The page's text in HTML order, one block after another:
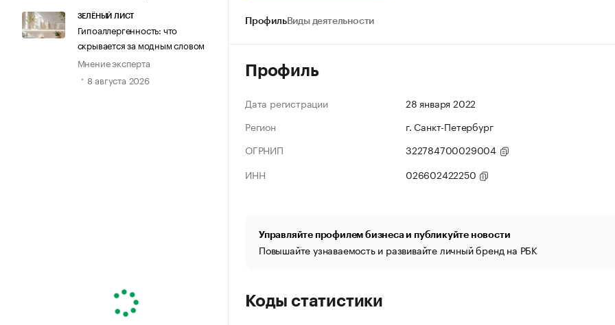
ЗЕЛЁНЫЙ ЛИСТ
Гипоаллергенность: что
скрывается за модным словом
Мнение эксперта
8 августа 2026
ПрофильВиды деятельности
Профиль
Дата регистрации
28 января 2022
Регион
г. Санкт-Петербург
ОГРНИП
322784700029004
ИНН
026602422250
Управляйте профилем бизнеса и публикуйте новости
Повышайте узнаваемость и развивайте личный бренд на РБК
Коды статистики